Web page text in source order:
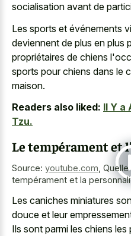
socialisation avant de
Les sports et événements
deviennent de plus en plus
propriétaires de chiens
sports pour chiens dans le
maison.
Readers also liked: Il Y a
Tzu.
Le tempérament et
Source: youtube.com
tempérament et la
Les caniches miniatures
douce et leur
Ils sont parmi les chiens